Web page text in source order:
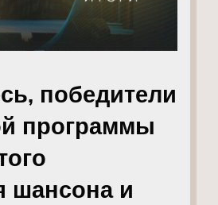
победители
программы
шансона и